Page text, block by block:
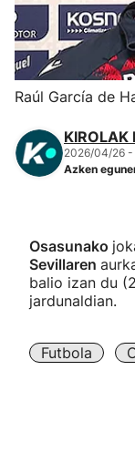
Herri-kirolak
Eskubaloia
Kirolak 360
Atletismoa
Kirol gehiago
Raúl García de
KIROLAK
2026/04/26 -
Azken
Osasunako
Sevillaren
balio izan du
jardunaldian.
Futbola